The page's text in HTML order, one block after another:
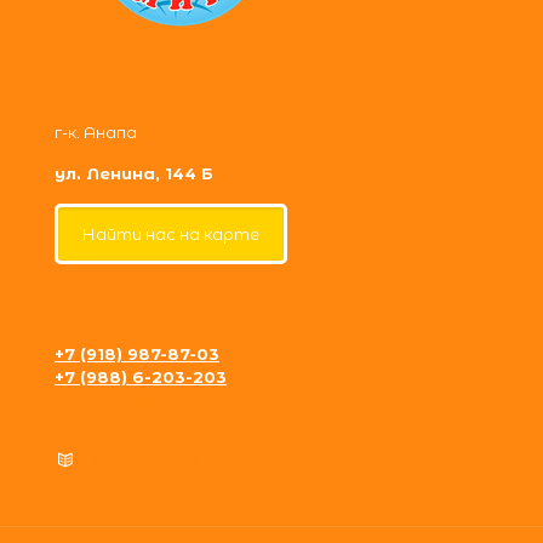
г-к. Анапа
ул. Ленина, 144 Б
Найти нас на карте
+7 (918) 987-87-03
+7 (988) 6-203-203